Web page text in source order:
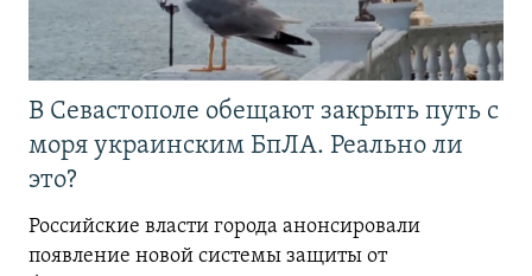
В Севастополе обещают закрыть путь с
моря украинским БпЛА. Реально ли
это?
Российские власти города анонсировали
появление новой системы защиты от